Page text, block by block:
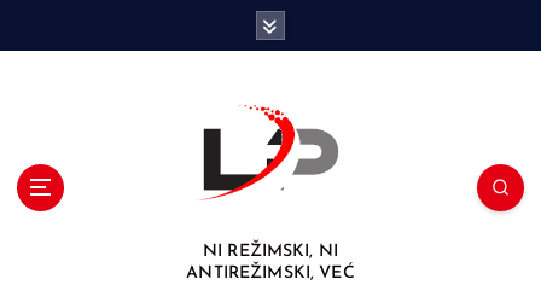
NI REŽIMSKI, NI
ANTIREŽIMSKI, VEĆ